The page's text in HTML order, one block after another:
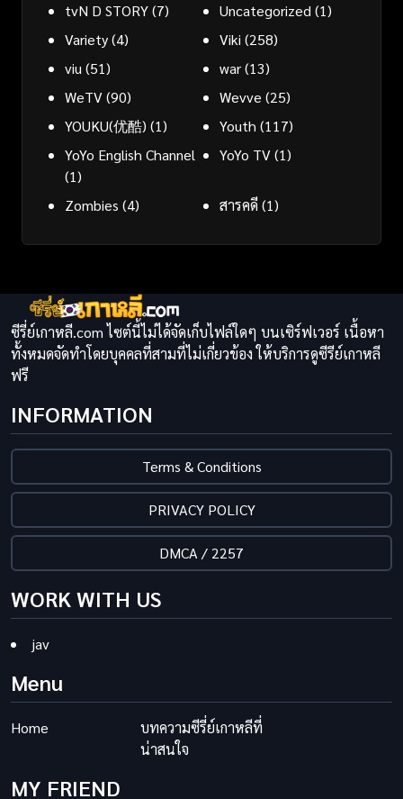
tvN D STORY(7) Uncategorized (1)
Variety(4) Viki (258)
viu (51) war(13)
WeTV(90) Wevve (25)
YOUKU(优酷) (1) Youth (117)
YoYo English Channel
(1)
YoYo TV(1)
Zombies (4) สารคดี(1)
ซีรี่ย์เกาหลี.com ไซต์นี้ไม่ได้จัดเก็บไฟล์ใดๆ บนเซิร์ฟเวอร์ เนื้อหา
ทั้งหมดจัดทำโดยบุคคลที่สามที่ไม่เกี่ยวข้อง ให้บริการดูซีรีย์เกาหลี
ฟรี
INFORMATION
Terms & Conditions
PRIVACY POLICY
DMCA / 2257
WORK WITH US
jav
Menu
Home
บทความซีรี่ย์เกาหลีที่
น่าสนใจ
MY FRIEND